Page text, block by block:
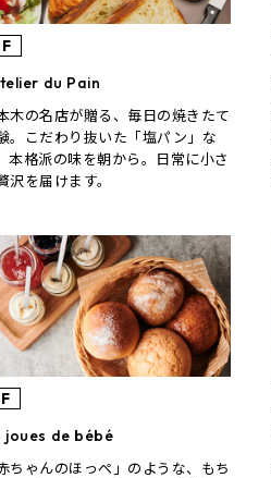
du Pain​
木の名店が贈る、毎日の焼きたて
。こだわり抜いた「塩パン」な
本格派の味を朝から。日常に小さ
沢を届けます。
joues de bébé
赤ちゃんのほっぺ」のような、もち